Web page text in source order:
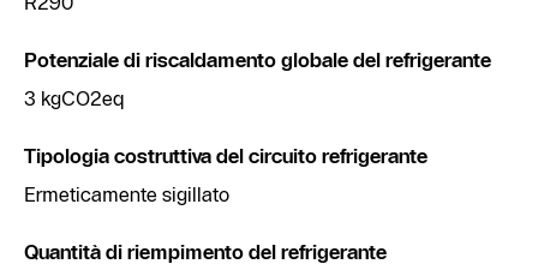
Potenziale di riscaldamento globale del refrigerante
3 kgCO2eq
Tipologia costruttiva del circuito refrigerante
Ermeticamente sigillato
Quantità di riempimento del refrigerante